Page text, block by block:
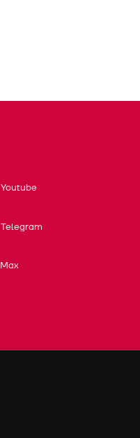
Youtube
Telegram
Max